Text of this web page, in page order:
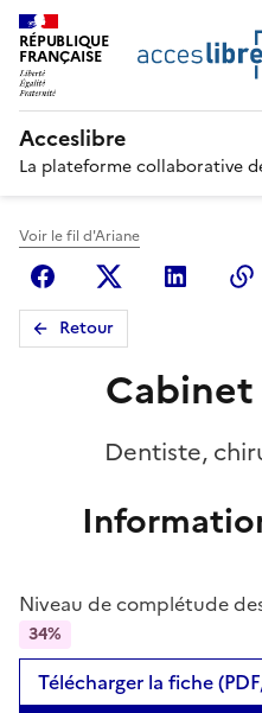
RÉPUBLIQUE
FRANÇAISE
Acceslibre
La plateforme collaborative
Voir le fil d'Ariane
FacebookX Linkedin
Retour
Dentiste,
Niveau de complétude
34%
Télécharger la fiche